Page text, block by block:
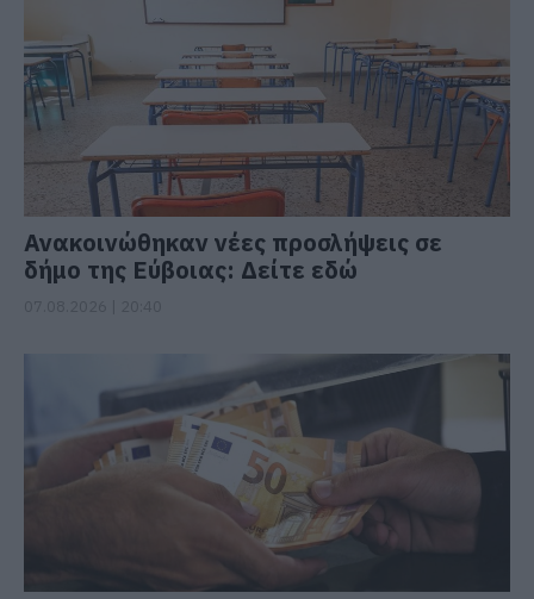
Ανακοινώθηκαν νέες προσλήψεις σε
δήμο της Εύβοιας: Δείτε εδώ